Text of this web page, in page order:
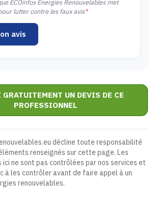
ECOinfos Energies Renouvelables met
lutter contre les faux avis*
avis
GRATUITEMENT UN DEVIS DE CE
PROFESSIONNEL
décline toute responsabilité
renseignés sur cette page. Les
ne sont pas contrôlées par nos services et
à les contrôler avant de faire appel à un
renouvelables.